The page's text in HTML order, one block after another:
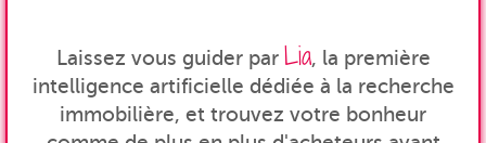
Laissez vous guider par Lia, la première
intelligence artificielle dédiée à la recherche
immobilière, et trouvez votre bonheur